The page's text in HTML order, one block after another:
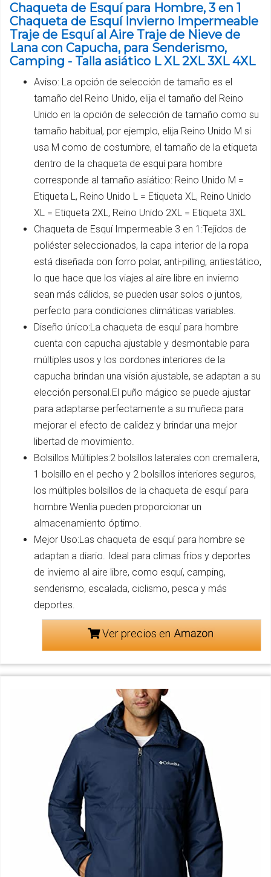
Chaqueta de Esquí para Hombre, 3 en 1
Chaqueta de Esquí Invierno Impermeable
Traje de Esquí al Aire Traje de Nieve de
Lana con Capucha, para Senderismo,
Camping - Talla asiático L XL 2XL 3XL 4XL
Aviso: La opción de selección de tamaño es el
tamaño del Reino Unido, elija el tamaño del Reino
Unido en la opción de selección de tamaño como su
tamaño habitual, por ejemplo, elija Reino Unido M si
usa M como de costumbre, el tamaño de la etiqueta
dentro de la chaqueta de esquí para hombre
corresponde al tamaño asiático: Reino Unido M =
Etiqueta L, Reino Unido L = Etiqueta XL, Reino Unido
XL = Etiqueta 2XL, Reino Unido 2XL = Etiqueta 3XL
Chaqueta de Esquí Impermeable 3 en 1:Tejidos de
poliéster seleccionados, la capa interior de la ropa
está diseñada con forro polar, anti-pilling, antiestático,
lo que hace que los viajes al aire libre en invierno
sean más cálidos, se pueden usar solos o juntos,
perfecto para condiciones climáticas variables.
Diseño único:La chaqueta de esquí para hombre
cuenta con capucha ajustable y desmontable para
múltiples usos y los cordones interiores de la
capucha brindan una visión ajustable, se adaptan a su
elección personal.El puño mágico se puede ajustar
para adaptarse perfectamente a su muñeca para
mejorar el efecto de calidez y brindar una mejor
libertad de movimiento.
Bolsillos Múltiples:2 bolsillos laterales con cremallera,
1 bolsillo en el pecho y 2 bolsillos interiores seguros,
los múltiples bolsillos de la chaqueta de esquí para
hombre Wenlia pueden proporcionar un
almacenamiento óptimo.
Mejor Uso:Las chaqueta de esquí para hombre se
adaptan a diario. Ideal para climas fríos y deportes
de invierno al aire libre, como esquí, camping,
senderismo, escalada, ciclismo, pesca y más
deportes.
Ver precios en